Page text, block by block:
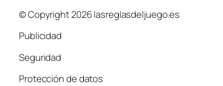
© Copyright 2026 lasreglasdeljuego.es
Publicidad
Seguridad
Protección de datos